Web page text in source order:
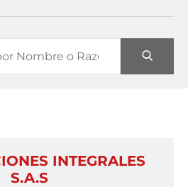
INTEGRALES
S.A.S